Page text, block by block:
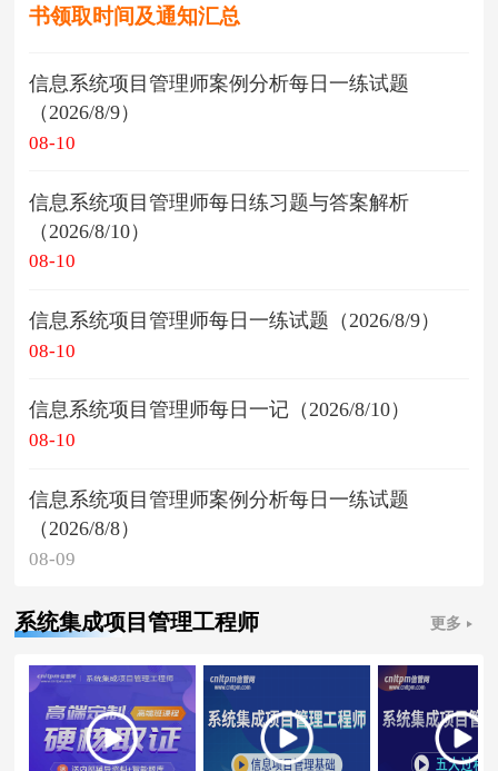
书领取时间及通知汇总
信息系统项目管理师案例分析每日一练试题
（2026/8/9）
08-10
信息系统项目管理师每日练习题与答案解析
（2026/8/10）
08-10
信息系统项目管理师每日一练试题（2026/8/9）
08-10
信息系统项目管理师每日一记（2026/8/10）
08-10
信息系统项目管理师案例分析每日一练试题
（2026/8/8）
08-09
系统集成项目管理工程师 更多